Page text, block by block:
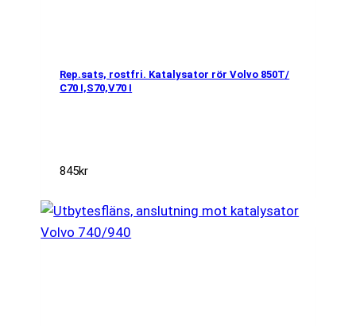
Rep.sats, rostfri. Katalysator rör Volvo 850T/
C70 I,S70,V70 I
845kr